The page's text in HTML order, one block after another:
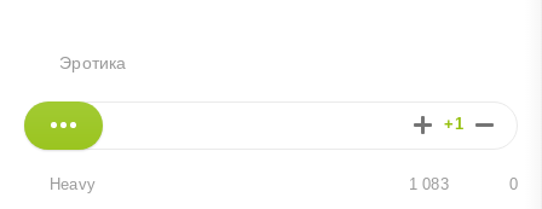
Эротика
+1
Heavy 0
1 083